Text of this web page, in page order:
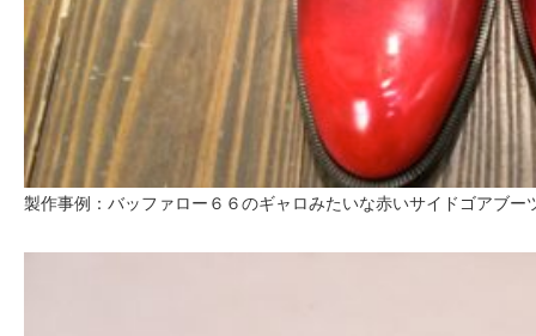
製作事例：バッファロー６６のギャロみたいな赤いサイドゴアブー